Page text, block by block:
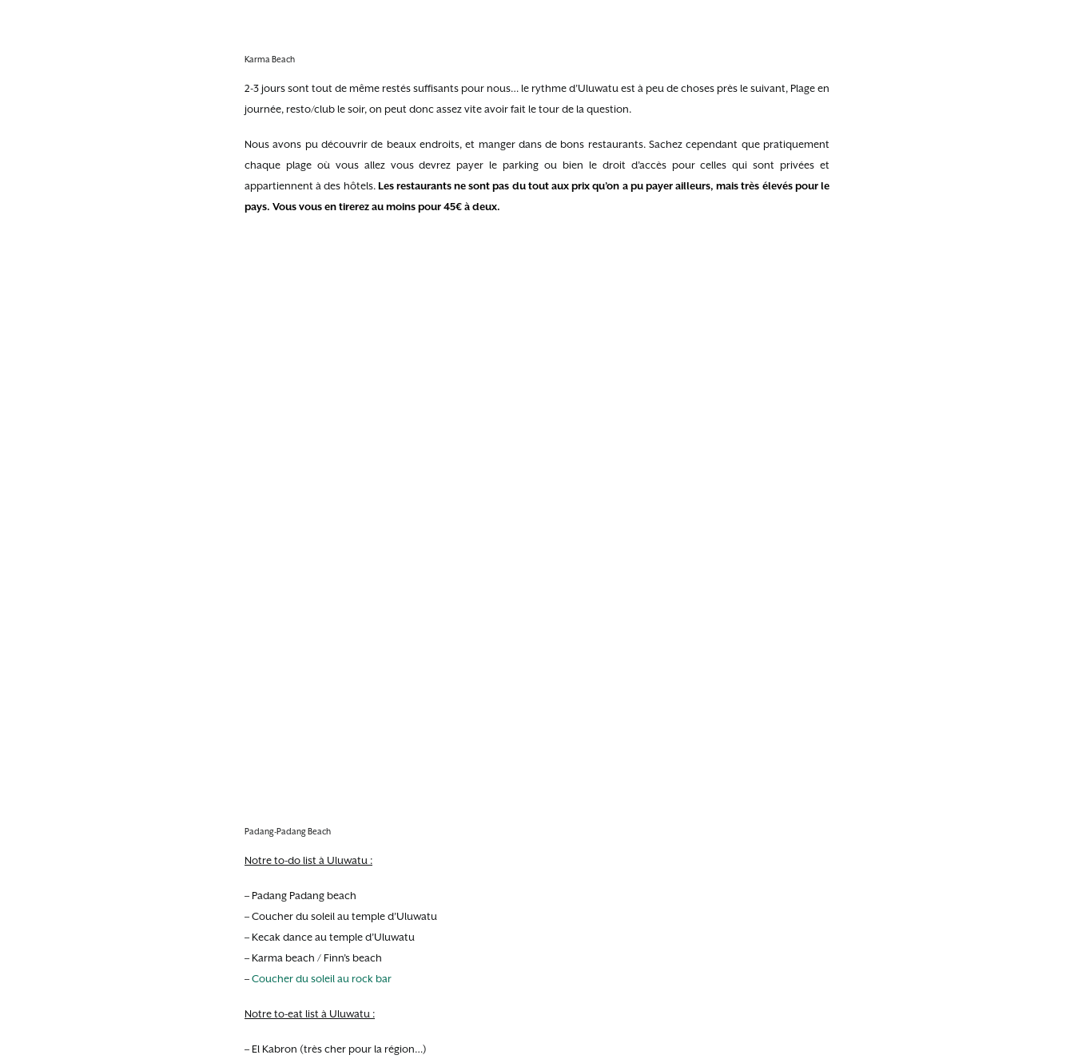
Karma Beach
2-3 jours sont tout de même restés suffisants pour nous… le rythme d’Uluwatu est à peu de choses près le suivant, Plage en
journée, resto/club le soir, on peut donc assez vite avoir fait le tour de la question.
Nous avons pu découvrir de beaux endroits, et manger dans de bons restaurants. Sachez cependant que pratiquement
chaque plage où vous allez vous devrez payer le parking ou bien le droit d’accès pour celles qui sont privées et
appartiennent à des hôtels. Les restaurants ne sont pas du tout aux prix qu’on a pu payer ailleurs, mais très élevés pour le
pays. Vous vous en tirerez au moins pour 45€ à deux.
Padang-Padang Beach
Notre to-do list à Uluwatu :
– Padang Padang beach
– Coucher du soleil au temple d’Uluwatu
– Kecak dance au temple d’Uluwatu
– Karma beach / Finn’s beach
– Coucher du soleil au rock bar
Notre to-eat list à Uluwatu :
– El Kabron (très cher pour la région…)